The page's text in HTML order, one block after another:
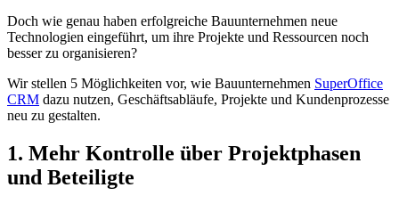
Doch wie genau haben erfolgreiche Bauunternehmen neue
Technologien eingeführt, um ihre Projekte und Ressourcen noch
besser zu organisieren?
Wir stellen 5 Möglichkeiten vor, wie Bauunternehmen SuperOffice
CRM dazu nutzen, Geschäftsabläufe, Projekte und Kundenprozesse
neu zu gestalten.
1. Mehr Kontrolle über Projektphasen
und Beteiligte